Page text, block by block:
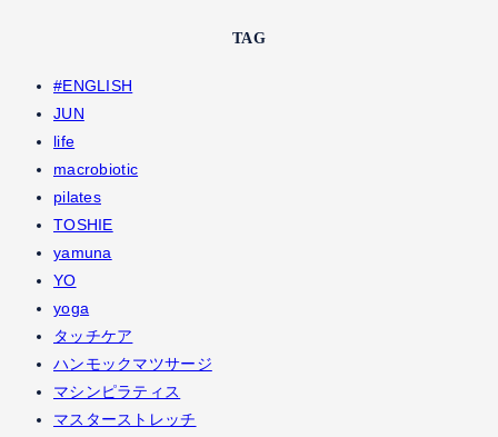
TAG
#ENGLISH
JUN
life
macrobiotic
pilates
TOSHIE
yamuna
YO
yoga
タッチケア
ハンモックマツサージ
マシンピラティス
マスターストレッチ